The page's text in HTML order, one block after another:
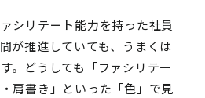
シリテート能力を持った社員
が推進していても、うまくは
。どうしても「ファシリテー
肩書き」といった「色」で見